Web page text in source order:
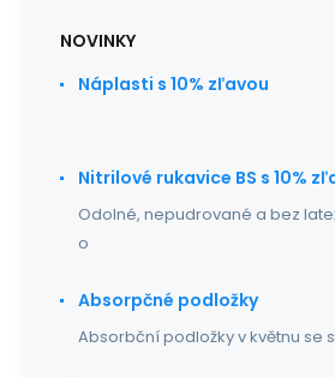
NOVINKY
Náplasti s 10% zľavou
Nitrilové rukavice BS s 10%
Odolné, nepudrované a bez
o
Absorpčné podložky
Absorbční podložky v květnu se